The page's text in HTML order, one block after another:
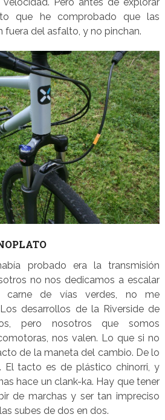
que he comprobado que las
fuera del asfalto, y no pinchan.
probado era la transmisión
no nos dedicamos a escalar
carne de vías verdes, no me
desarrollos de la Riverside de
pero nosotros que somos
nos valen. Lo que si no
de la maneta del cambio. De lo
El tacto es de plástico chinorri, y
hace un clank-ka. Hay que tener
de marchas y ser tan impreciso
subes de dos en dos.